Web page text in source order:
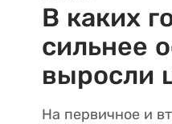
В каких
сильнее
выросли
На первичное и